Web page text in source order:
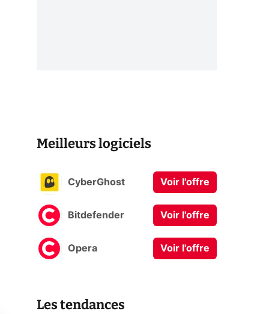
Meilleurs logiciels
CyberGhost Voir l'offre
Bitdefender Voir l'offre
Opera Voir l'offre
Les tendances